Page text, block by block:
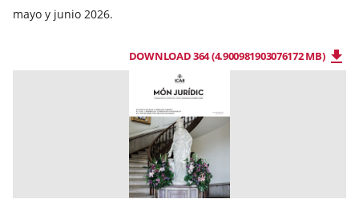
mayo y junio 2026.
DOWNLOAD 364 (4.900981903076172 MB)